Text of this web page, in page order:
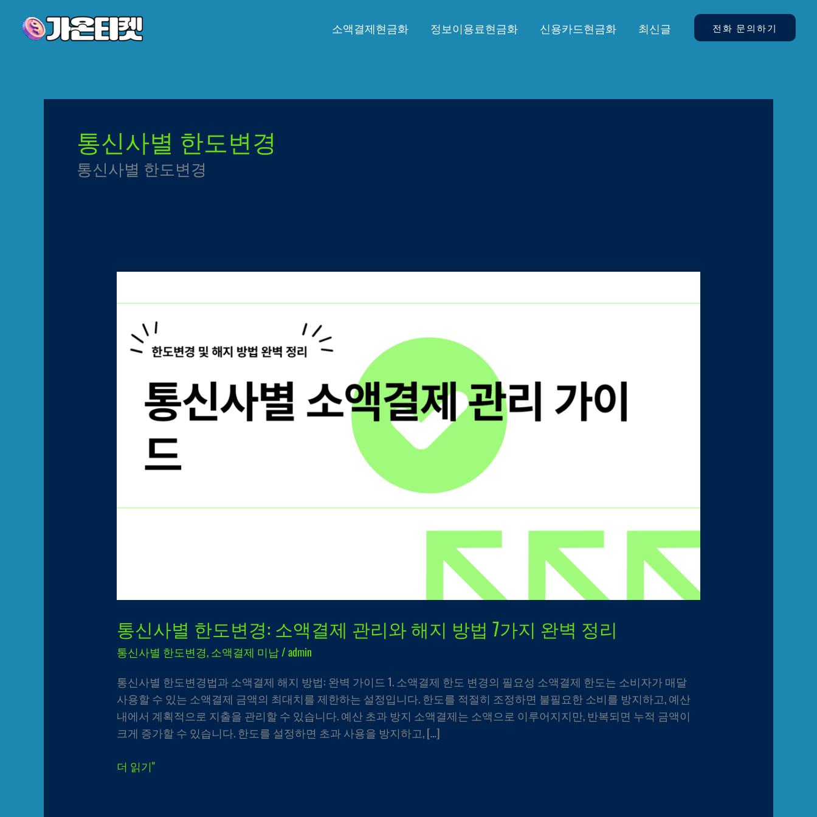
건너뛰기
소액결제현금화 정보이용료현금화 신용카드현금화 최신글 전화 문의하기
통신사별 한도변경
통신사별 한도변경
통신사별 한도변경: 소액결제 관리와 해지 방법 7가지 완벽 정리
통신사별 한도변경,소액결제 미납/admin
통신사별 한도변경법과 소액결제 해지 방법: 완벽 가이드 1. 소액결제 한도 변경의 필요성 소액결제 한도는 소비자가 매달
사용할 수 있는 소액결제 금액의 최대치를 제한하는 설정입니다. 한도를 적절히 조정하면 불필요한 소비를 방지하고, 예산
내에서 계획적으로 지출을 관리할 수 있습니다. 예산 초과 방지 소액결제는 소액으로 이루어지지만, 반복되면 누적 금액이
크게 증가할 수 있습니다. 한도를 설정하면 초과 사용을 방지하고, […]
관리와
해지
더 읽기"